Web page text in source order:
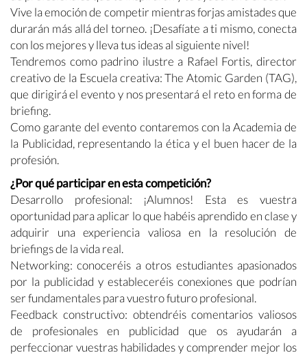
Vive la emoción de competir mientras forjas amistades que
durarán más allá del torneo. ¡Desafíate a ti mismo, conecta
con los mejores y lleva tus ideas al siguiente nivel!
Tendremos como padrino ilustre a Rafael Fortis, director
creativo de la Escuela creativa: The Atomic Garden (TAG),
que dirigirá el evento y nos presentará el reto en forma de
briefing.
Como garante del evento contaremos con la Academia de
la Publicidad, representando la ética y el buen hacer de la
profesión.
¿Por qué participar en esta competición?
Desarrollo profesional: ¡Alumnos! Esta es vuestra
oportunidad para aplicar lo que habéis aprendido en clase y
adquirir una experiencia valiosa en la resolución de
briefings de la vida real.
Networking: conoceréis a otros estudiantes apasionados
por la publicidad y estableceréis conexiones que podrían
ser fundamentales para vuestro futuro profesional.
Feedback constructivo: obtendréis comentarios valiosos
de profesionales en publicidad que os ayudarán a
perfeccionar vuestras habilidades y comprender mejor los